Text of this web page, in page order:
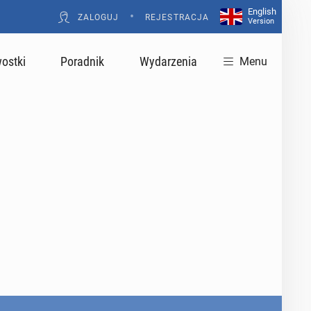
ZALOGUJ • REJESTRACJA
English
Version
Poradnik Wydarzenia Menu